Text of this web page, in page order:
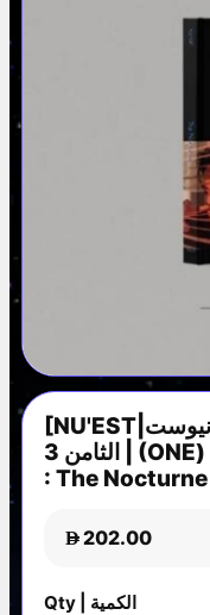
[NU'EST|نيوست] {Kpop} نيست - الالبوم
الثامن 3 | (ONE) NU'EST - 8th Mini Album
: The
D202.00
Qty | الكمية